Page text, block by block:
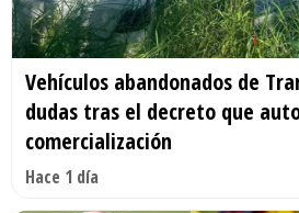
Vehículos abandonados de
dudas tras el decreto que
comercialización
Hace 1 día